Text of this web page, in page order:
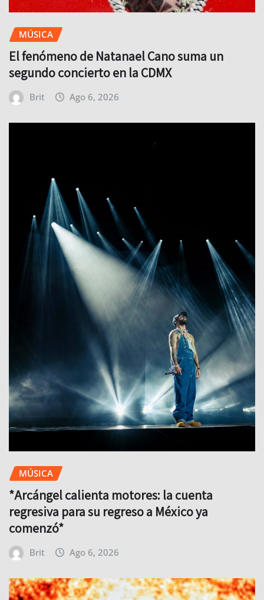
MÚSICA
El fenómeno de Natanael Cano suma un
segundo concierto en la CDMX
Brit Ago 6, 2026
MÚSICA
*Arcángel calienta motores: la cuenta
regresiva para su regreso a México ya
comenzó*
Brit Ago 6, 2026